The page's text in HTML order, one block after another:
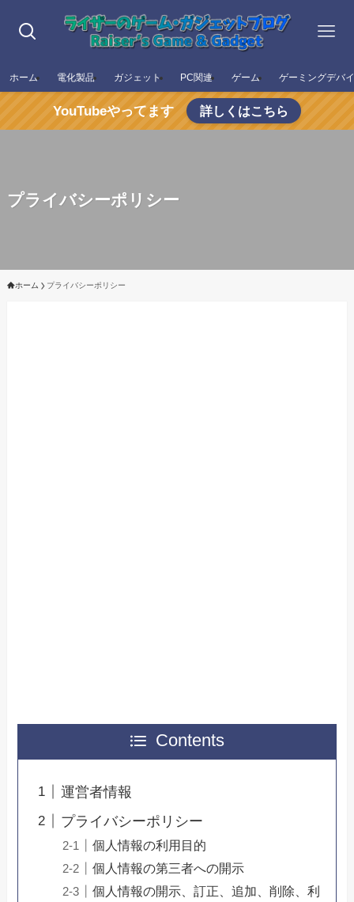
ホーム 電化製品 ガジェット PC関連 ゲーム ゲーミングデバ
YouTubeやってます 詳しくはこちら
プライバシーポリシー
ホーム プライバシーポリシー
Contents
運営者情報
プライバシーポリシー
個人情報の利用目的
個人情報の第三者への開示
個人情報の開示、訂正、追加、削除、利